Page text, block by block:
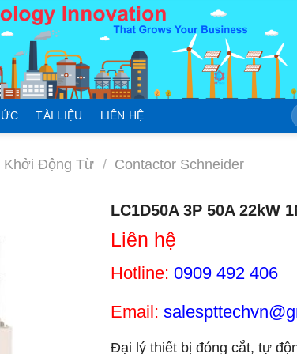
TÀI LIỆU LIÊN HỆ
Khởi Động Từ / Contactor Schneider
LC1D50A 3P 50A 22kW
Liên hệ
Hotline: 0909 492 406
Email:
Đại lý thiết bị đóng cắt, tự